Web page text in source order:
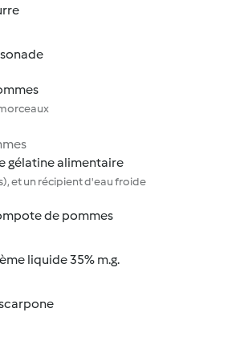
gélatine alimentaire
et un récipient d'eau froide
de pommes
liquide 35% m.g.